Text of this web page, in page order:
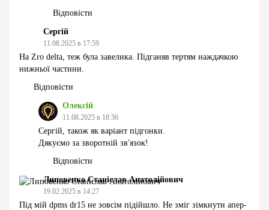
Відповісти
Сергій
11.08.2025 в 17:59
На Zro delta, теж була завелика. Підганяв тертям наждачкою
нижньої частини.
Відповісти
Олексій
11.08.2025 в 18:36
Сергій, також як варіант підгонки.
Дякуємо за зворотній зв'язок!
Відповісти
Липовенко Станіслав Анатолійович
19.02.2025 в 14:27
Під мій dpms dr15 не зовсім підійшло. Не зміг зімкнути апер-